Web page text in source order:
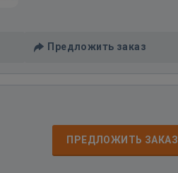
Предложить заказ
ПРЕДЛОЖИТЬ ЗАКАЗ